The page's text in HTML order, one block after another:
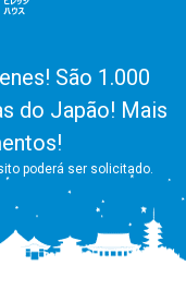
São 1.000
do Japão! Mais
poderá ser solicitado.